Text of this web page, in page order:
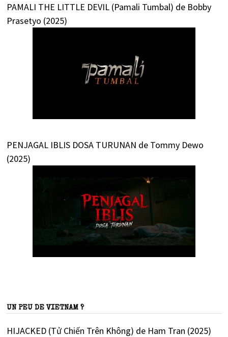
PAMALI THE LITTLE DEVIL (Pamali Tumbal) de Bobby
Prasetyo (2025)
PENJAGAL IBLIS DOSA TURUNAN de Tommy Dewo
(2025)
UN PEU DE VIETNAM ?
HIJACKED (Tử Chiến Trên Không) de Ham Tran (2025)